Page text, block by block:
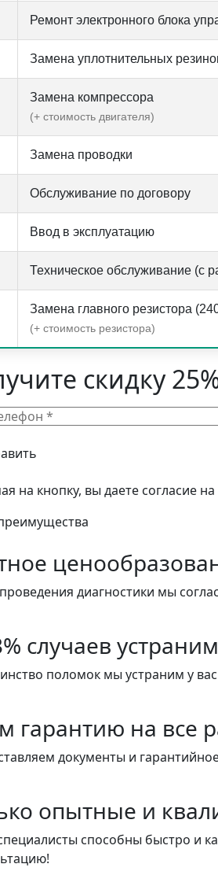
Ремонт электронного блока
Замена уплотнительных
Замена компрессора
(+ стоимость двигателя)
Замена проводки
Обслуживание по договору
Ввод в эксплуатацию
Техническое обслуживание (с
Замена главного резистора
(+ стоимость резистора)
скидку
на кнопку, вы даете согласие
диагностики мы
случаев
поломок мы устраним у
гарантию на все
документы и
опытные и
способны быстро и